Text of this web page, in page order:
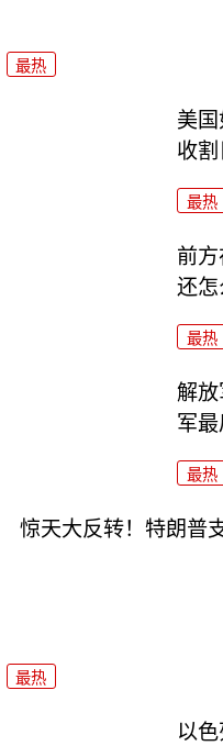
最热
美
收割
最热
前方
还怎
最热
解
军
最热
惊天大反转！特朗普
最热
以